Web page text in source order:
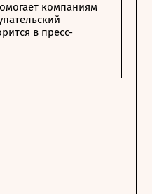
компаниям
в пресс-